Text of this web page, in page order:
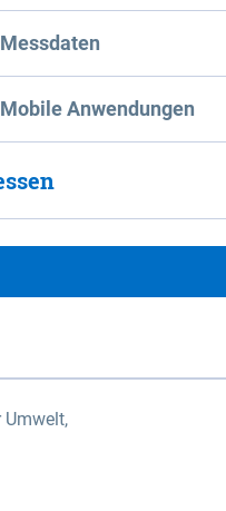
Messdaten
Mobile Anwendungen